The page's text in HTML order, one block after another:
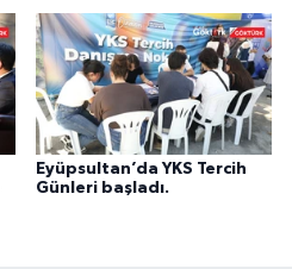
Eyüpsultan’da YKS Tercih
Günleri başladı.